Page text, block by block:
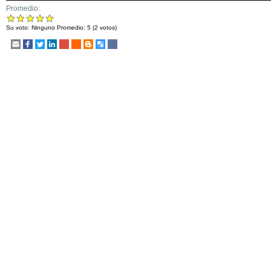
Promedio:
Su voto: Ninguno Promedio: 5 (2 votos)